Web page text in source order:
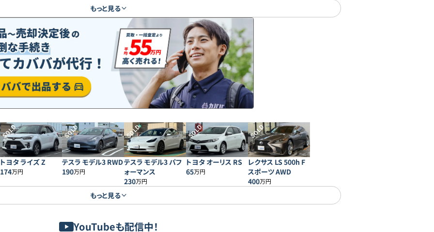
もっと見る
SOLD
トヨタ ライズ Z
174万円
SOLD
テスラ モデル3 RWD
190万円
SOLD
テスラ モデル3 パフ
ォーマンス
230万円
SOLD
トヨタ オーリス RS
65万円
SOLD
レクサス LS 500h F
スポーツ AWD
400万円
もっと見る
YouTubeも配信中！